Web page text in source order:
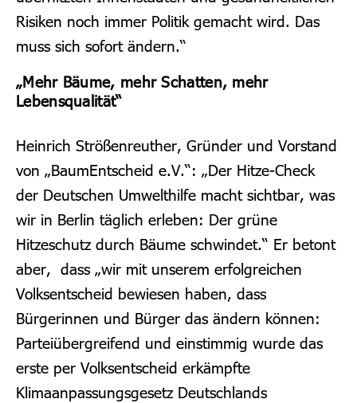
Risiken noch immer Politik gemacht wird. Das
muss sich sofort ändern.“
„Mehr Bäume, mehr Schatten, mehr
Lebensqualität“
Heinrich Strößenreuther, Gründer und Vorstand
von „BaumEntscheid e.V.“: „Der Hitze-Check
der Deutschen Umwelthilfe macht sichtbar, was
wir in Berlin täglich erleben: Der grüne
Hitzeschutz durch Bäume schwindet.“ Er betont
aber, dass „wir mit unserem erfolgreichen
Volksentscheid bewiesen haben, dass
Bürgerinnen und Bürger das ändern können:
Parteiübergreifend und einstimmig wurde das
erste per Volksentscheid erkämpfte
Klimaanpassungsgesetz Deutschlands